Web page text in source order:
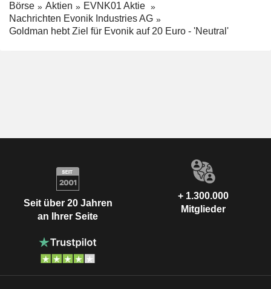
Börse Aktien
EVNK01 Aktie
Nachrichten Evonik Industries AG
Goldman hebt Ziel für Evonik auf 20 Euro - 'Neutral'
Seit über 20 Jahren
an Ihrer Seite
+ 1.300.000
Mitglieder